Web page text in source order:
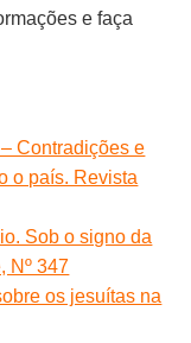
e faça
Contradições e
o país. Revista
Sob o signo da
Nº 347
os jesuítas na